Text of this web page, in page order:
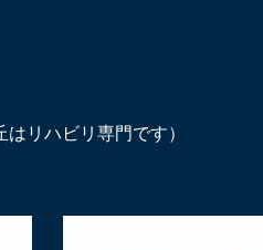
リハビリ専門です）